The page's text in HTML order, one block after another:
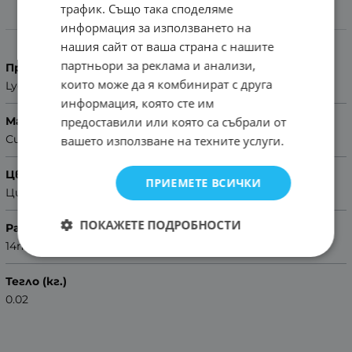
Характеристики
Производител
Lyon
Материал
Синтетика
Цвят
Циклама
Размер
14mm
Тегло (кг.)
0.02
трафик. Също така споделяме
информация за използването на
нашия сайт от ваша страна с нашите
партньори за реклама и анализи,
които може да я комбинират с друга
информация, която сте им
предоставили или която са събрали от
вашето използване на техните услуги.
ПРИЕМЕТЕ ВСИЧКИ
ПОКАЖЕТЕ ПОДРОБНОСТИ